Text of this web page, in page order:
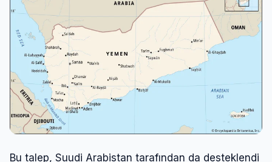
Bu talep, Suudi Arabistan tarafından da desteklendi